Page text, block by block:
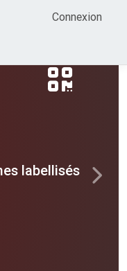
Connexion
labellisés
Next